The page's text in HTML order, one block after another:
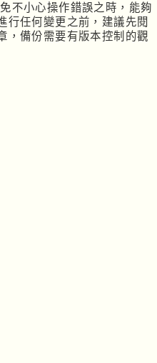
不小心操作錯誤之時，能夠
行任何變更之前，建議先閱
，備份需要有版本控制的觀